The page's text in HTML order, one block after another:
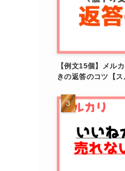
【例文15個】メル
きの返答のコツ【ス